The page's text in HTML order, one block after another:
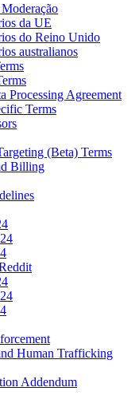
da UE
do Reino Unido
australianos
Processing Agreement
Terms
(Beta) Terms
Billing
Human Trafficking
Addendum